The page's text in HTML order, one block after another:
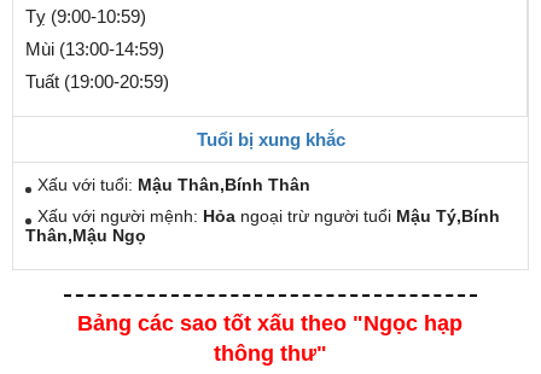
Tỵ (9:00-10:59)
Mùi (13:00-14:59)
Tuất (19:00-20:59)
Tuổi bị xung khắc
Xấu với tuổi: Mậu Thân,Bính Thân
Xấu với người mệnh: Hỏa ngoại trừ người tuổi Mậu Tý,Bính
Thân,Mậu Ngọ
Bảng các sao tốt xấu theo "Ngọc hạp
thông thư"